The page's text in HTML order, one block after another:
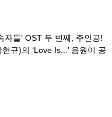
자들’ OST 두 번째, 주인공!
규)의 ‘Love Is...’ 음원이 공